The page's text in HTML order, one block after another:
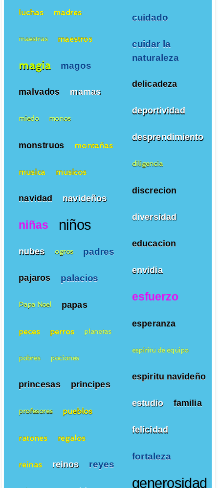
cuidado
cuidar la
naturaleza
delicadeza
deportividad
desprendimiento
diligencia
discrecion
diversidad
educacion
envidia
esfuerzo
esperanza
espiritu de equipo
espiritu navideño
estudio familia
felicidad
fortaleza
generosidad
luchas madres
maestras maestros
magia magos
malvados mamas
miedo monos
monstruos montañas
musica musicos
navidad navideños
niñas niños
nubes ogros padres
pajaros palacios
Papa Noel papas
peces perros planetas
pobres pociones
princesas principes
profesores pueblos
ratones regalos
reinas reinos reyes